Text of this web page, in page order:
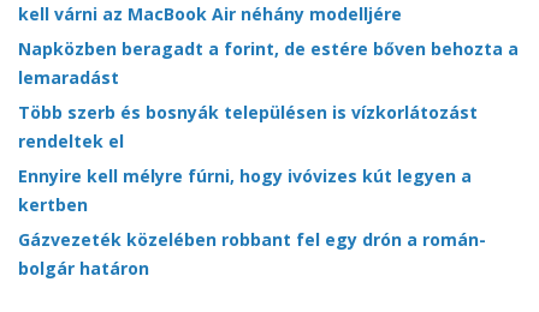
kell várni az MacBook Air néhány modelljére
Napközben beragadt a forint, de estére bőven behozta a
lemaradást
Több szerb és bosnyák településen is vízkorlátozást
rendeltek el
Ennyire kell mélyre fúrni, hogy ivóvizes kút legyen a
kertben
Gázvezeték közelében robbant fel egy drón a román-
bolgár határon